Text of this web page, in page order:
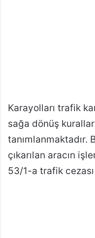
Karayolları trafik
sağa dönüş
tanımlanmaktadır.
çıkarılan aracın
53/1-a trafik cezası